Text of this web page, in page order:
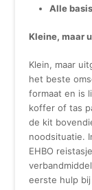
Alle
Kleine, maar
Klein, maar
het beste
formaat en is
koffer of tas
de kit
noodsituatie.
EHBO
eerste hulp